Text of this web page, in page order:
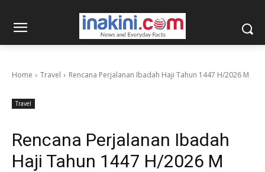
Home Travel Rencana Perjalanan Ibadah Haji Tahun 1447 H/2026 M
Travel
Rencana Perjalanan Ibadah
Haji Tahun 1447 H/2026 M